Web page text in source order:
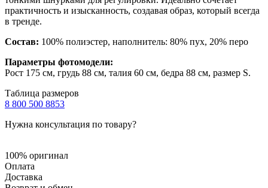
практичность и изысканность, создавая образ, который всегда
в тренде.
Состав: 100% полиэстер, наполнитель: 80% пух, 20% перо
Параметры фотомодели:
Рост 175 см, грудь 88 см, талия 60 см, бедра 88 см, размер S.
Таблица размеров
8 800 500 8853
Нужна консультация по товару?
100% оригинал
Оплата
Доставка